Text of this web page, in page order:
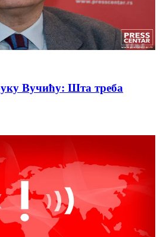
Вучићу: Шта треба